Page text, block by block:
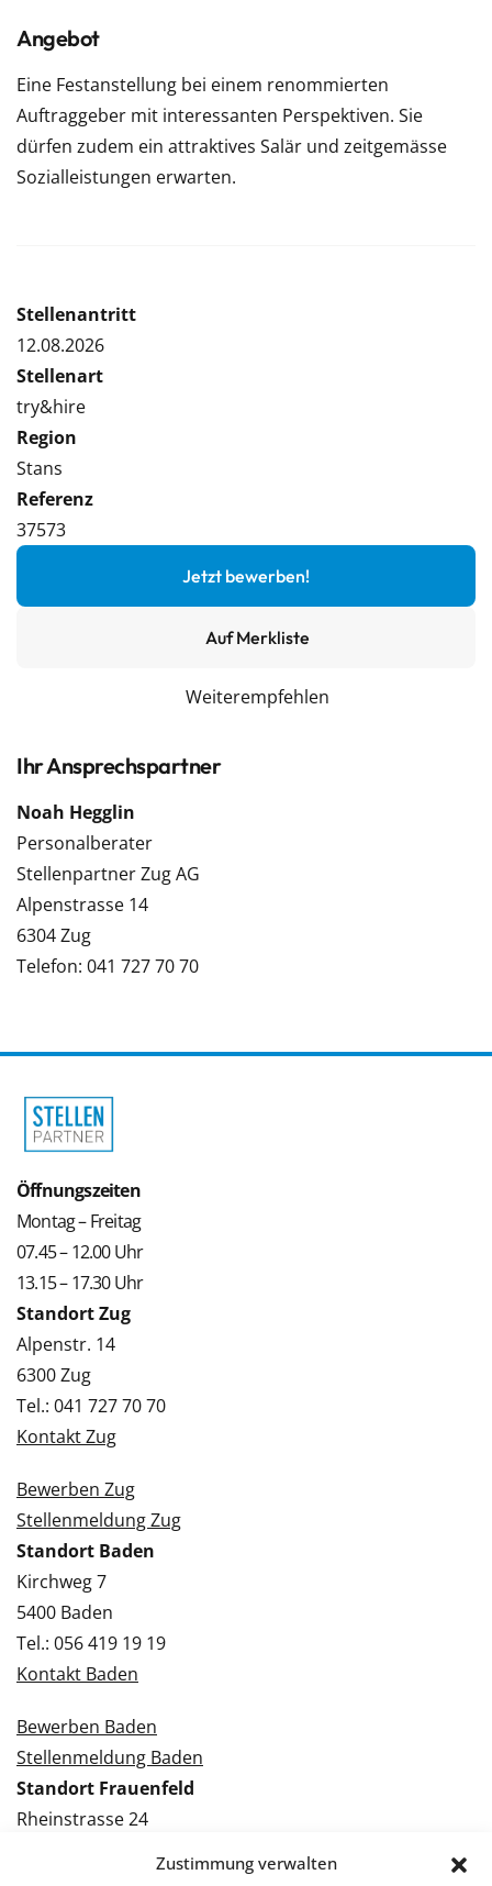
Zustimmung verwalten
Angebot
Eine Festanstellung bei einem renommierten
Auftraggeber mit interessanten Perspektiven. Sie
dürfen zudem ein attraktives Salär und zeitgemässe
Sozialleistungen erwarten.
Stellenantritt
12.08.2026
Stellenart
try&hire
Region
Stans
Referenz
37573
Jetzt bewerben!
Auf Merkliste
Weiterempfehlen
Ihr Ansprechspartner
Noah Hegglin
Personalberater
Stellenpartner Zug AG
Alpenstrasse 14
6304 Zug
Telefon: 041 727 70 70
Öffnungszeiten
Montag – Freitag
07.45 – 12.00 Uhr
13.15 – 17.30 Uhr
Standort Zug
Alpenstr. 14
6300 Zug
Tel.: 041 727 70 70
Kontakt Zug
Bewerben Zug
Stellenmeldung Zug
Standort Baden
Kirchweg 7
5400 Baden
Tel.: 056 419 19 19
Kontakt Baden
Bewerben Baden
Stellenmeldung Baden
Standort Frauenfeld
Rheinstrasse 24